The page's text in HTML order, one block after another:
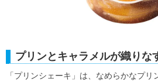
プリンとキャラメルが織りな
「プリンシェーキ」は、なめらかなプ